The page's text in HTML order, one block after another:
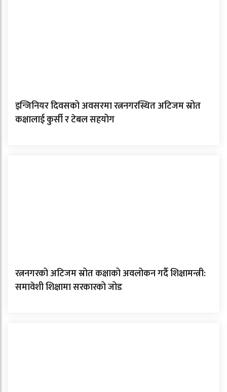
इन्जिनियर दिवसको अवसरमा रत्ननगरस्थित अटिजम स्रोत
कक्षालाई कुर्सी र टेबल सहयोग
रत्ननगरको अटिजम स्रोत कक्षाको अवलोकन गर्दै शिक्षामन्त्री:
समावेशी शिक्षामा सरकारको जोड